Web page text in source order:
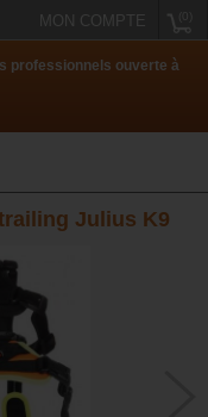
MON COMPTE
professionnels ouverte à
Julius K9